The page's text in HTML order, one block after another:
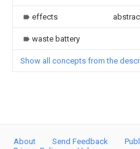
effects
waste battery
Show all concepts from the
About Send Feedback